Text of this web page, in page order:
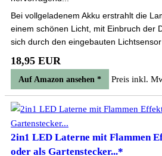
Bei vollgeladenem Akku erstrahlt die
einem schönen Licht, mit Einbruch der
sich durch den eingebauten
18,95 EUR
Auf Amazon ansehen * Preis inkl.
2in1 LED Laterne mit Flammen
oder als Gartenstecker...*